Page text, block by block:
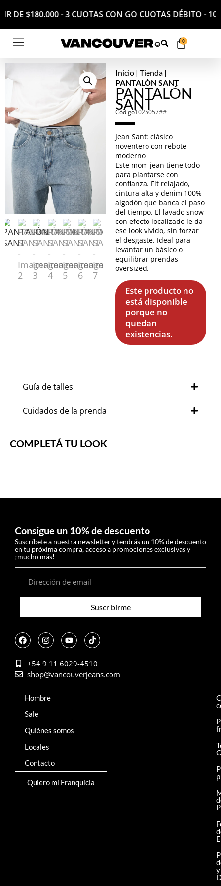
DE $180.000 - 3 CUOTAS CON GO CUOTAS DÉBITO -
0
Inicio| Tienda|
PANTALÓN SANT
PANTALÓN
SANT
Código1025057##
Jean Sant: clásico
noventero con rebote
moderno
Este mom jean tiene todo
para plantarse con
confianza. Fit relajado,
cintura alta y denim 100%
algodón que banca el paso
del tiempo. El lavado snow
con efecto localizado le da
ese look vivido, sin forzar
el desgaste. Ideal para
levantar un básico o
equilibrar prendas
oversized.
Este producto no
está disponible
porque no
quedan
existencias.
Guía de talles
Cuidados de la prenda
COMPLETÁ TU LOOK
Consigue un 10% de descuento
Suscríbete a nuestra newsletter y tendrás un 10% de descuento
en tu próxima compra, acceso a promociones exclusivas y
¡mucho más!
Suscribirme
+54 9 11 6029-4510
shop@vancouverjeans.com
Hombre
Sale
Quiénes somos
Locales
Contacto
Quiero mi Franquicia
y